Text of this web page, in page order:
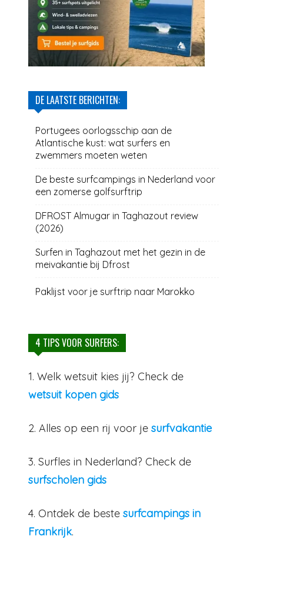
DE LAATSTE BERICHTEN:
Portugees oorlogsschip aan de
Atlantische kust: wat surfers en
zwemmers moeten weten
De beste surfcampings in Nederland voor
een zomerse golfsurftrip
DFROST Almugar in Taghazout review
(2026)
Surfen in Taghazout met het gezin in de
meivakantie bij Dfrost
Paklijst voor je surftrip naar Marokko
4 TIPS VOOR SURFERS:
1. Welk wetsuit kies jij? Check de
wetsuit kopen gids
2. Alles op een rij voor je surfvakantie
3. Surfles in Nederland? Check de
surfscholen gids
4. Ontdek de beste surfcampings in
Frankrijk.